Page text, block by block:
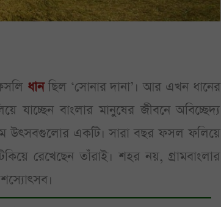
ধানছিল ‘সোনার দানা’। আর এখন ধানের
যাচ্ছেন বাংলার মানুষের জীবনে অবিচ্ছেদ্য
উত্সবগুলোর একটি। সারা বছর ফসল ফলিয়ে
রেখেছেন তাঁরাই। শহর নয়, গ্রামবাংলার